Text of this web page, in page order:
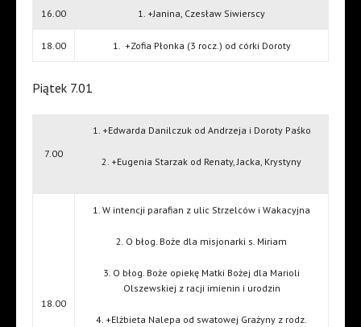
16.00 1. +Janina, Czesław Siwierscy
18.00 1. +Zofia Płonka (3 rocz.) od córki Doroty
Piątek 7.01
7.00
1. +Edwarda Danilczuk od Andrzeja i Doroty Paśko
2. +Eugenia Starzak od Renaty, Jacka, Krystyny
18.00
1. W intencji parafian z ulic Strzelców i Wakacyjna
2. O błog. Boże dla misjonarki s. Miriam
3. O błog. Boże opiekę Matki Bożej dla Marioli
Olszewskiej z racji imienin i urodzin
4. +Elżbieta Nalepa od swatowej Grażyny z rodz.